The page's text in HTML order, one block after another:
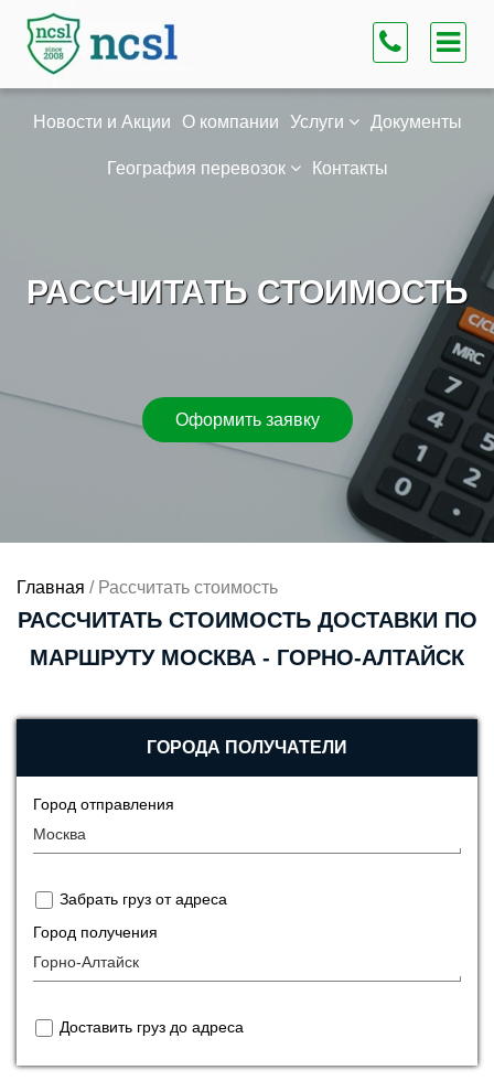
Новости и Акции О компании Услуги Документы
География перевозок Контакты
РАССЧИТАТЬ СТОИМОСТЬ
Оформить заявку
Главная / Рассчитать стоимость
РАССЧИТАТЬ СТОИМОСТЬ ДОСТАВКИ ПО
МАРШРУТУ МОСКВА - ГОРНО-АЛТАЙСК
ГОРОДА ПОЛУЧАТЕЛИ
Город отправления
Забрать груз от адреса
Город получения
Доставить груз до адреса